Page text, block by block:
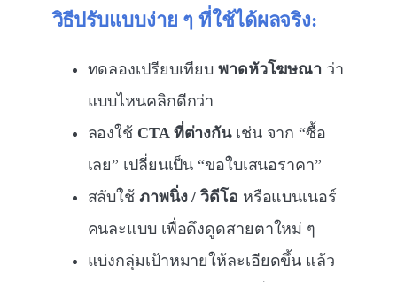
วิธีปรับแบบง่าย ๆ ที่ใช้ได้ผลจริง:
ทดลองเปรียบเทียบพาดหัวโฆษณา ว่า
แบบไหนคลิกดีกว่า
ลองใช้ CTA ที่ต่างกันเช่น จาก “ซื้อ
เลย” เปลี่ยนเป็น “ขอใบเสนอราคา”
สลับใช้ ภาพนิ่ง / วิดีโอ หรือแบนเนอร์
คนละแบบ เพื่อดึงดูดสายตาใหม่ ๆ
แบ่งกลุ่มเป้าหมายให้ละเอียดขึ้น แล้ว